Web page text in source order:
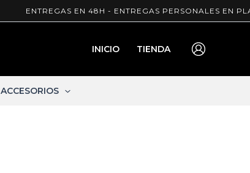
ENTREGAS EN 48H - ENTREGAS PERSONALES EN
INICIO TIENDA
ACCESORIOS